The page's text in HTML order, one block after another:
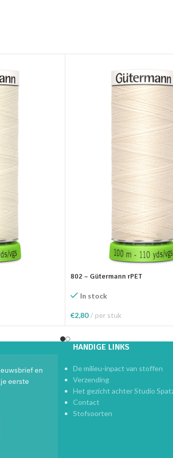
802 – Gütermann rPET
In stock
€2,80 per stuk
Toevoegen Aan Winkelwagen
en
eerste
HANDIGE LINKS
De milieu-inpact van stoffen
Verzending
Het gezicht achter Studio
Contact
Stofsoorten